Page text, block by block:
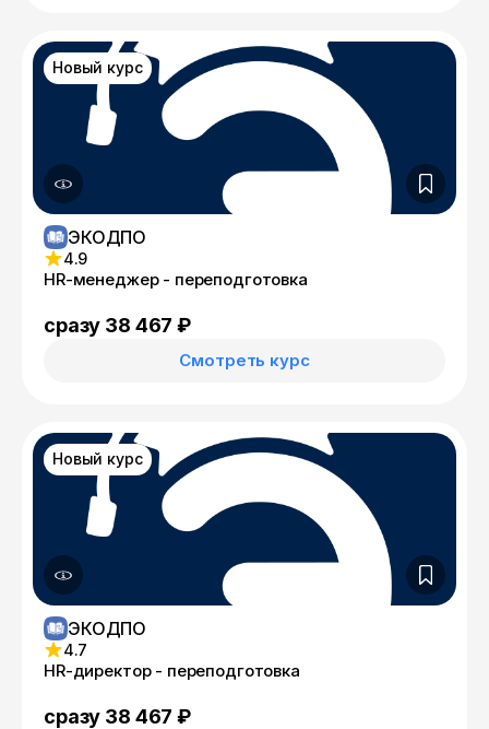
Новый курс
ЭКОДПО
4.9
HR-менеджер - переподготовка
сразу 38 467 ₽
Смотреть курс
Новый курс
ЭКОДПО
4.7
HR-директор - переподготовка
сразу 38 467 ₽